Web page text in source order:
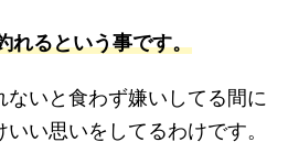
れるという事です。
ないと食わず嫌いしてる間に
い思いをしてるわけです。